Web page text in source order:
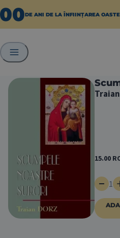
DE ANI DE LA ÎNFIINȚAREA
15.00
1